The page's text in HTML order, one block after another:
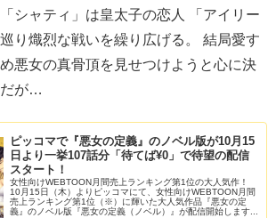
シャティ」は皇太子の恋人 「アイリー
り熾烈な戦いを繰り広げる。 結局愛す
悪女の真骨頂を見せつけようと心に決
だが…
ピッコマで『悪女の定義』のノベル版が10月15
日より一挙107話分「待てば¥0」で待望の配信
スタート！
女性向けWEBTOON月間売上ランキング第1位の大人気作！
10月15日（木）よりピッコマにて、女性向けWEBTOON月間
売上ランキング第1位（※）に輝いた大人気作品『悪女の定
義』のノベル版『悪女の定義（ノベル）』が配信開始します...